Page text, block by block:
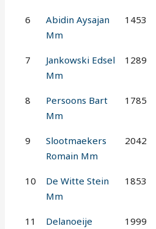
6
Abidin Aysajan
Mm
1453
7
Jankowski Edsel
Mm
1289
8
Persoons Bart
Mm
1785
9
Slootmaekers
Romain Mm
2042
10
De Witte Stein
Mm
1853
11
Delanoeije
1999